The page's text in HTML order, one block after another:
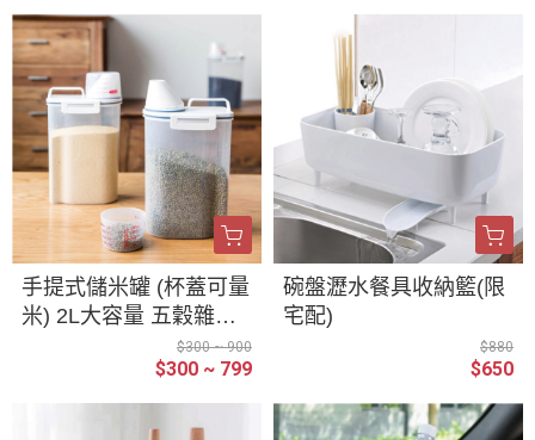
桶 廚餘
盒 整理束帶
手提式儲米罐 (杯蓋可量
米) 2L大容量 五穀雜糧
收納 紅豆綠豆 保鮮盒
手提塑膠桶 米桶 儲物桶
飼料桶 收納盒 防潮 防
$300 ~ 900
$300 ~ 799
碗盤瀝水餐具收納籃(限
宅配)
$880
$650